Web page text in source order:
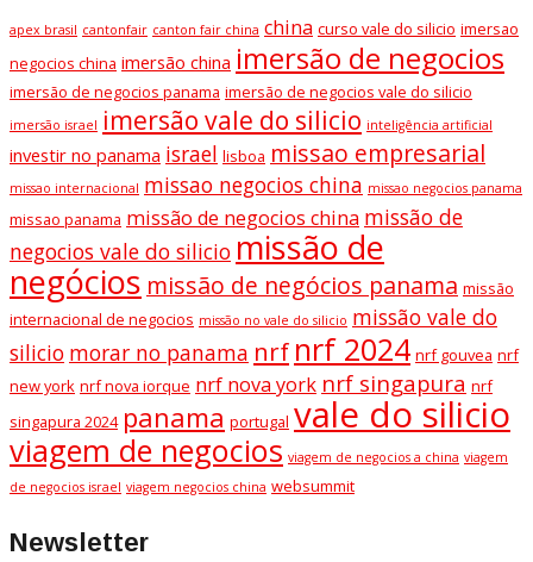
apex brasil cantonfair canton fair china china curso vale do silicio imersao
negocios china imersão china imersão de negocios
imersão de negocios panama imersão de negocios vale do silicio
imersão israel imersão vale do silicio inteligência artificial
investir no panama israel lisboa missao empresarial
missao internacional missao negocios china missao negocios panama
missao panama missão de negocios china missão de
negocios vale do silicio missão de
negócios missão de negócios panama missão
internacional de negocios missão no vale do silicio missão vale do
silicio morar no panama nrf nrf 2024 nrf gouvea nrf
new york nrf nova iorque nrf nova york nrf singapura nrf
singapura 2024 panama portugal vale do silicio
viagem de negocios viagem de negocios a china viagem
de negocios israel viagem negocios china websummit
Newsletter